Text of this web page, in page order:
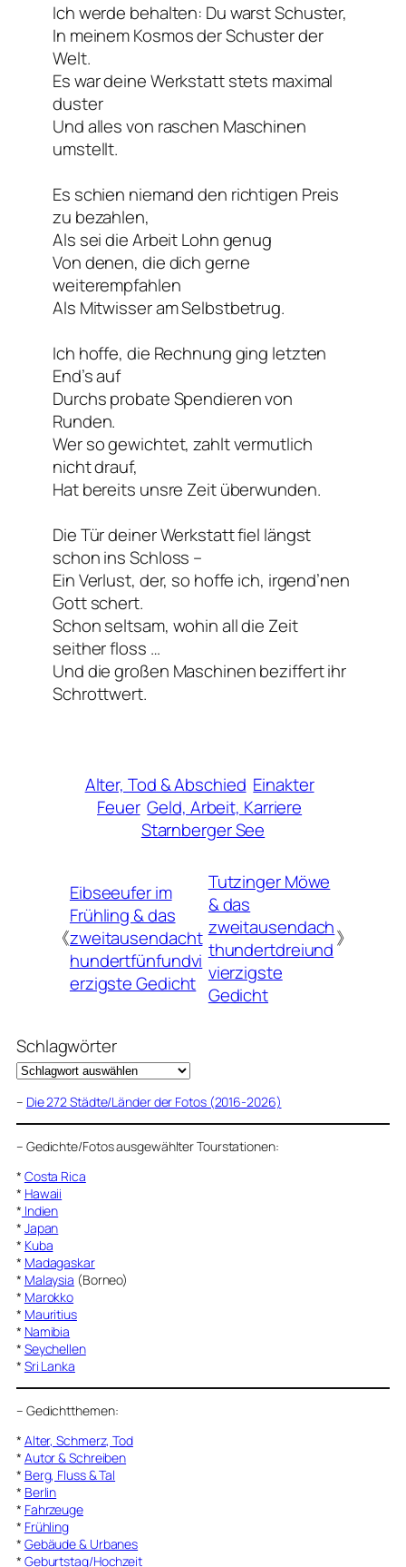
Ich werde behalten: Du warst Schuster,
In meinem Kosmos der Schuster der
Welt.
Es war deine Werkstatt stets maximal
duster
Und alles von raschen Maschinen
umstellt.
Es schien niemand den richtigen Preis
zu bezahlen,
Als sei die Arbeit Lohn genug
Von denen, die dich gerne
weiterempfahlen
Als Mitwisser am Selbstbetrug.
Ich hoffe, die Rechnung ging letzten
End’s auf
Durchs probate Spendieren von
Runden.
Wer so gewichtet, zahlt vermutlich
nicht drauf,
Hat bereits unsre Zeit überwunden.
Die Tür deiner Werkstatt fiel längst
schon ins Schloss –
Ein Verlust, der, so hoffe ich, irgend’nen
Gott schert.
Schon seltsam, wohin all die Zeit
seither floss …
Und die großen Maschinen beziffert ihr
Schrottwert.
Alter, Tod & Abschied Einakter
Feuer Geld, Arbeit, Karriere
Starnberger See
《
Eibseeufer im
Frühling & das
zweitausendacht
hundertfünfundvi
erzigste Gedicht
Tutzinger Möwe
& das
zweitausendach
thundertdreiund
vierzigste
Gedicht
》
Schlagwörter
– Die 272 Städte/Länder der Fotos (2016-2026)
– Gedichte/Fotos ausgewählter Tourstationen:
* Costa Rica
* Hawaii
* Indien
* Japan
* Kuba
* Madagaskar
* Malaysia (Borneo)
* Marokko
* Mauritius
* Namibia
* Seychellen
* Sri Lanka
– Gedichtthemen:
* Alter, Schmerz, Tod
* Autor & Schreiben
* Berg, Fluss & Tal
* Berlin
* Fahrzeuge
* Frühling
* Gebäude & Urbanes
* Geburtstag/Hochzeit